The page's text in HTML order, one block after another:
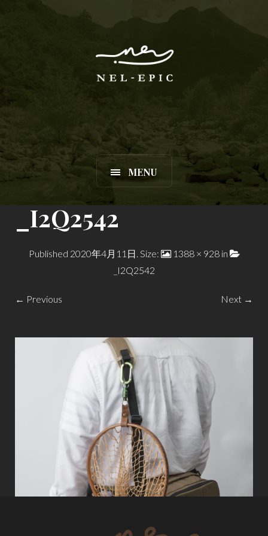
MENU
_I2Q2542
Published 2020年4月11日. Size: 1388 × 928in
_I2Q2542
← Previous Next →